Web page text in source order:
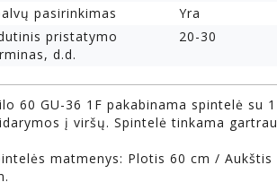
pasirinkimas
Yra
pristatymo
d.d.
20-30
60 GU-36 1F pakabinama spintelė su
į viršų. Spintelė tinkama
matmenys: Plotis 60 cm / Aukštis